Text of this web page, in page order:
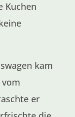
Kuchen
kam
er